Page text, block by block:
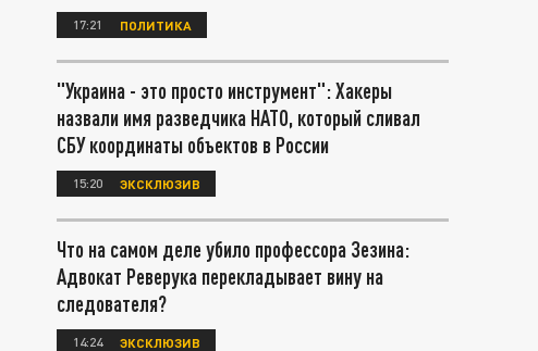
17:21 ПОЛИТИКА
"Украина - это просто инструмент": Хакеры
назвали имя разведчика НАТО, который сливал
СБУ координаты объектов в России
15:20 ЭКСКЛЮЗИВ
Что на самом деле убило профессора Зезина:
Адвокат Реверука перекладывает вину на
следователя?
14:24 ЭКСКЛЮЗИВ